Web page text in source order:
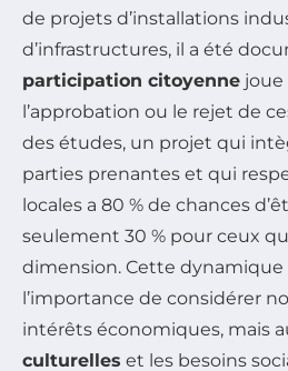
de projets d’installations
d’infrastructures, il a été
participation citoyenne joue
l’approbation ou le rejet de
des études, un projet qui
parties prenantes et qui
locales a 80 % de chances
seulement 30 % pour ceux
dimension. Cette dynamique
l’importance de considérer
intérêts économiques, mais
culturelles et les besoins